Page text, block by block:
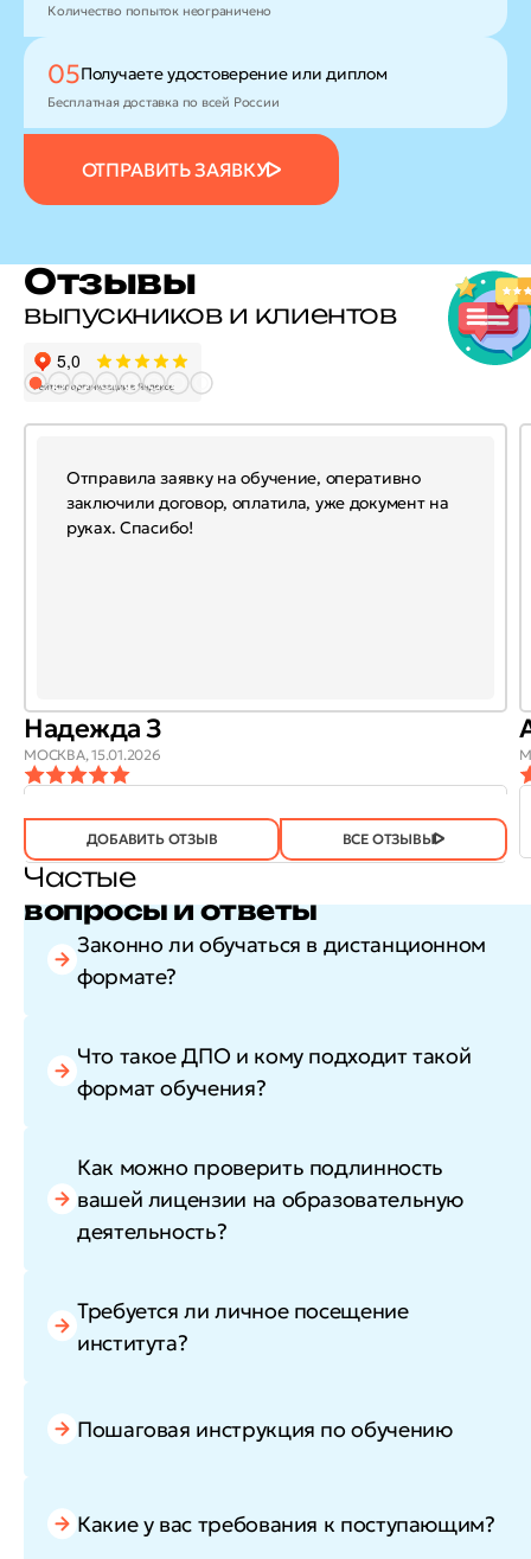
ОТПРАВИТЬ ЗАЯВКУ
Количество попыток неограничено
05Получаете удостоверение или диплом
Бесплатная доставка по всей России
Отзывы
выпускников и клиентов
Отправила заявку на обучение, оперативно
заключили договор, оплатила, уже документ на
руках. Спасибо!
Надежда З
МОСКВА,15.01.2026
ПОЛЕЗЕН?
ДА(746) НЕТ(20)
ДОБАВИТЬ ОТЗЫВ ВСЕ ОТЗЫВЫ
Частые
вопросы и ответы
Законно ли обучаться в дистанционном
формате?
Что такое ДПО и кому подходит такой
формат обучения?
Как можно проверить подлинность
вашей лицензии на образовательную
деятельность?
Требуется ли личное посещение
института?
Пошаговая инструкция по обучению
Какие у вас требования к поступающим?